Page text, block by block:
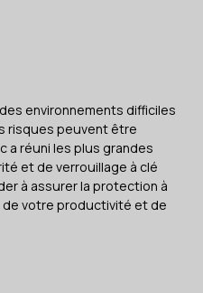
environnements difficiles
risques peuvent être
a réuni les plus grandes
et de verrouillage à clé
à assurer la protection à
votre productivité et de